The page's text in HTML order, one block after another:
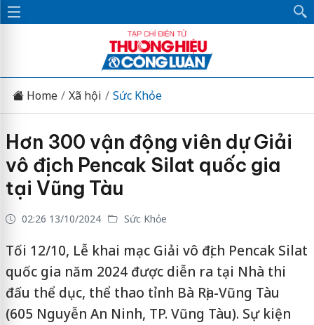
Home Xã hội Sức Khỏe
Hơn 300 vận động viên dự Giải
vô địch Pencak Silat quốc gia
tại Vũng Tàu
02:26 13/10/2024 Sức Khỏe
Tối 12/10, Lễ khai mạc Giải vô địch Pencak Silat
quốc gia năm 2024 được diễn ra tại Nhà thi
đấu thể dục, thể thao tỉnh Bà Rịa-Vũng Tàu
(605 Nguyễn An Ninh, TP. Vũng Tàu). Sự kiện